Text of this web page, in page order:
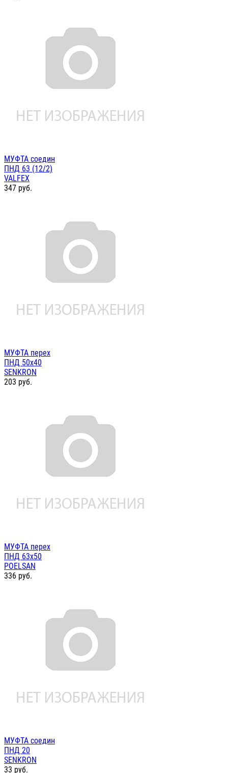
МУФТА соедин
ПНД 63 (12/2)
VALFEX
347 руб.
МУФТА перех
ПНД 50х40
SENKRON
203 руб.
МУФТА перех
ПНД 63х50
POELSAN
336 руб.
МУФТА соедин
ПНД 20
SENKRON
33 руб.